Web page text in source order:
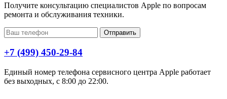
Получите консультацию специалистов Apple по вопросам
ремонта и обслуживания техники.
Отправить
+7 (499) 450-29-84
Единый номер телефона сервисного центра Apple работает
без выходных, с 8:00 до 22:00.